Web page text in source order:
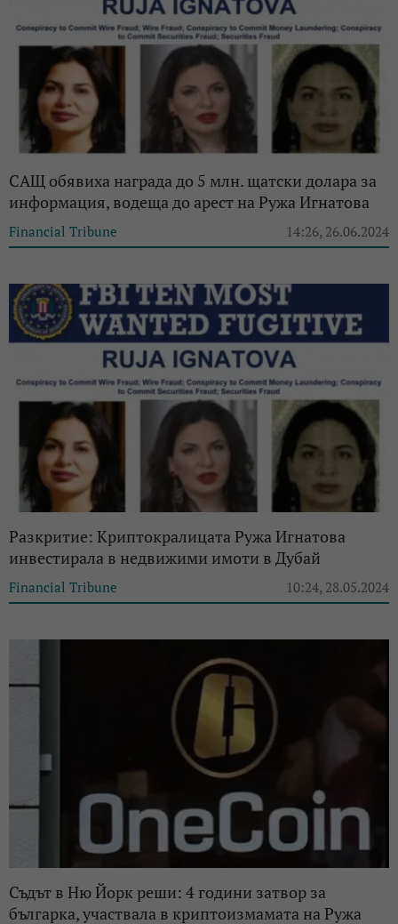
САЩ обявиха награда до 5 млн. щатски долара за
информация, водеща до арест на Ружа Игнатова
Financial Tribune 14:26, 26.06.2024
Разкритие: Криптокралицата Ружа Игнатова
инвестирала в недвижими имоти в Дубай
Financial Tribune 10:24, 28.05.2024
Съдът в Ню Йорк реши: 4 години затвор за
българка, участвала в криптоизмамата на Ружа